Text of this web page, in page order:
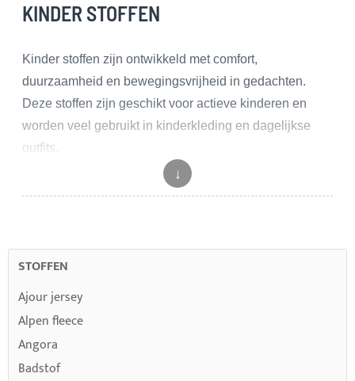
KINDER STOFFEN
Kinder stoffen zijn ontwikkeld met comfort,
duurzaamheid en bewegingsvrijheid in gedachten.
Deze stoffen zijn geschikt voor actieve kinderen en
worden veel gebruikt in kinderkleding en dagelijkse
outfits.
Binnen deze categorie vallen verschillende materialen
zoals katoen, jersey en andere zachte en rekbare
kinderen.
EIGENSCHAPPEN VAN KINDER
STOFFEN
↓
STOFFEN
Ajour jersey
Alpen fleece
Angora
Badstof